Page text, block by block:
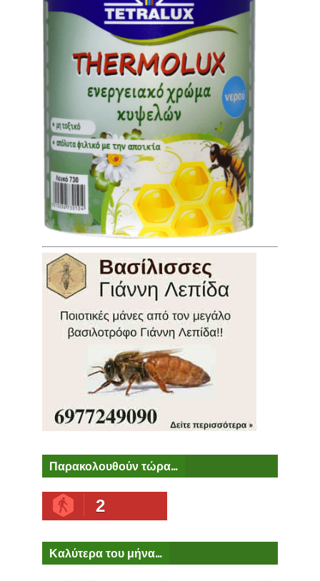
Παρακολουθούν τώρα...
2
Καλύτερα του μήνα...